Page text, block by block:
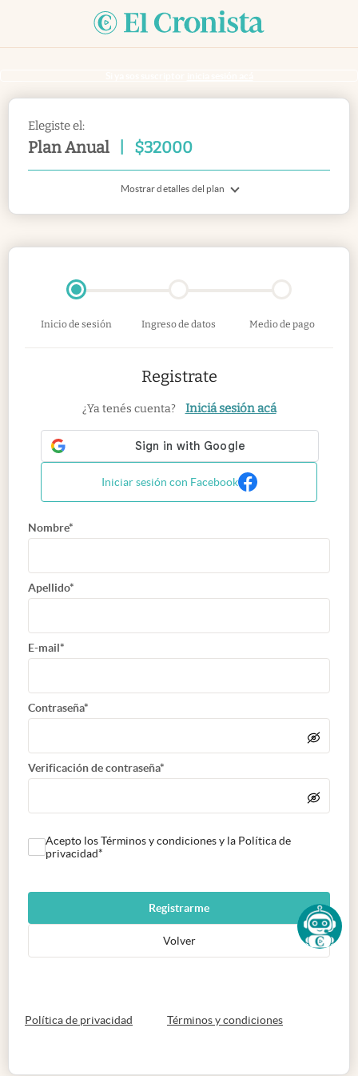
Elegiste el:
Plan Anual $32000
Mostrar detalles del plan
Inicio de sesión Ingreso de datos Medio de pago
Registrate
¿Ya tenés cuenta? Iniciá sesión acá
Iniciar sesión con Facebook
Nombre*
Apellido*
E-mail*
Contraseña*
Verificación de contraseña*
Acepto los Términos y condiciones y la Política de
privacidad*
Registrarme
Volver
Política de privacidad abre en nueva pestaña
Términos y condicionesabre en nueva